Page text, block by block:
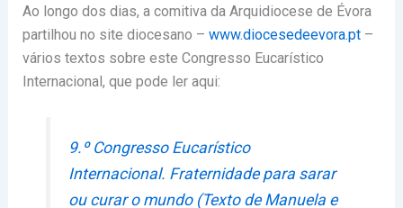
Ao longo dos dias, a comitiva da Arquidiocese de Évora
partilhou no site diocesano – www.diocesedeevora.pt–
vários textos sobre este Congresso Eucarístico
Internacional, que pode ler aqui:
9.º Congresso Eucarístico
Internacional. Fraternidade para sarar
ou curar o mundo (Texto de Manuela e